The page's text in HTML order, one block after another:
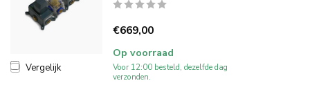
Vergelijk
€669,00
Op voorraad
Voor 12:00 besteld, dezelfde dag
verzonden.